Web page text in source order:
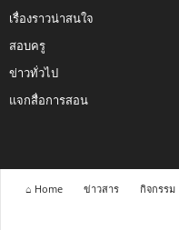
เรื่องราวน่าสนใจ
สอบครู
ข่าวทั่วไป
แจกสื่อการสอน
⌂ Home ข่าวสาร กิจกรรม